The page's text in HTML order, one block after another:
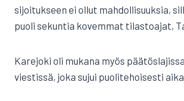
sijoitukseen ei ollut mahdollisuuksia,
puoli sekuntia kovemmat tilastoajat,
Karejoki oli mukana myös
viestissä, joka sujui puolitehoisesti